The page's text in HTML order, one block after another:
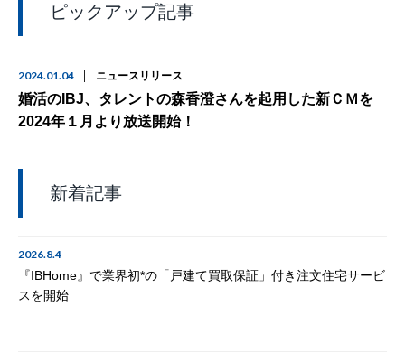
ピックアップ記事
2024.01.04 ニュースリリース
婚活のIBJ、タレントの森香澄さんを起用した新ＣＭを
2024年１月より放送開始！
新着記事
2026.8.4
『IBHome』で業界初*の「戸建て買取保証」付き注文住宅サービ
スを開始